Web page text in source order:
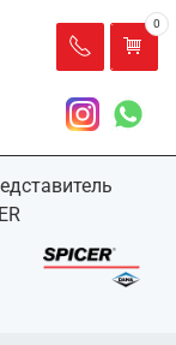
0